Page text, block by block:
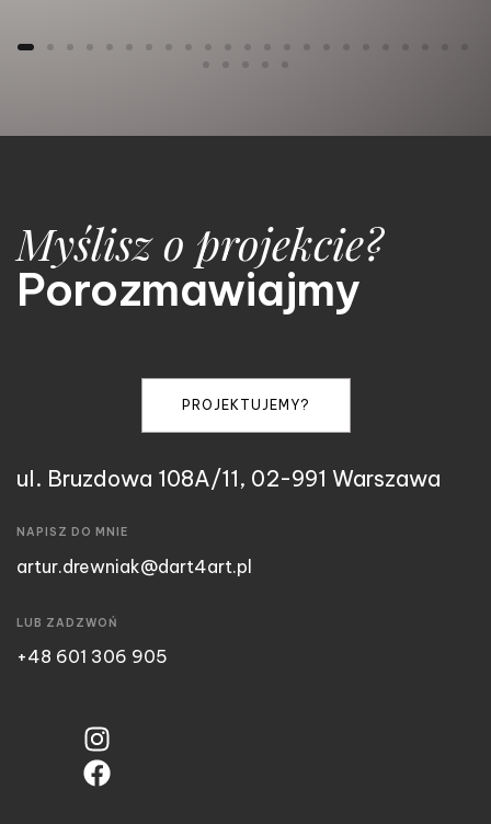
Myślisz o projekcie?
Porozmawiajmy
PROJEKTUJEMY?
ul. Bruzdowa 108A/11, 02-991 Warszawa
NAPISZ DO MNIE
artur.drewniak@dart4art.pl
LUB ZADZWOŃ
+48 601 306 905